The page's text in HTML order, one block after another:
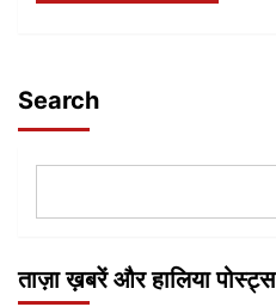
Search
ताज़ा ख़बरें और हालिया पोस्ट्स